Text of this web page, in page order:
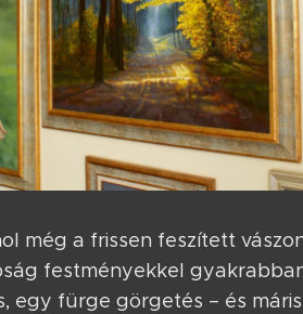
még a frissen feszített
festményekkel
egy fürge görgetés – és